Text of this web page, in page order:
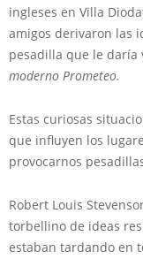
ingleses en Villa
amigos derivaron las
pesadilla que le daría
moderno Prometeo.
Estas curiosas
que influyen los
provocarnos
Robert Louis
torbellino de ideas
estaban tardando en